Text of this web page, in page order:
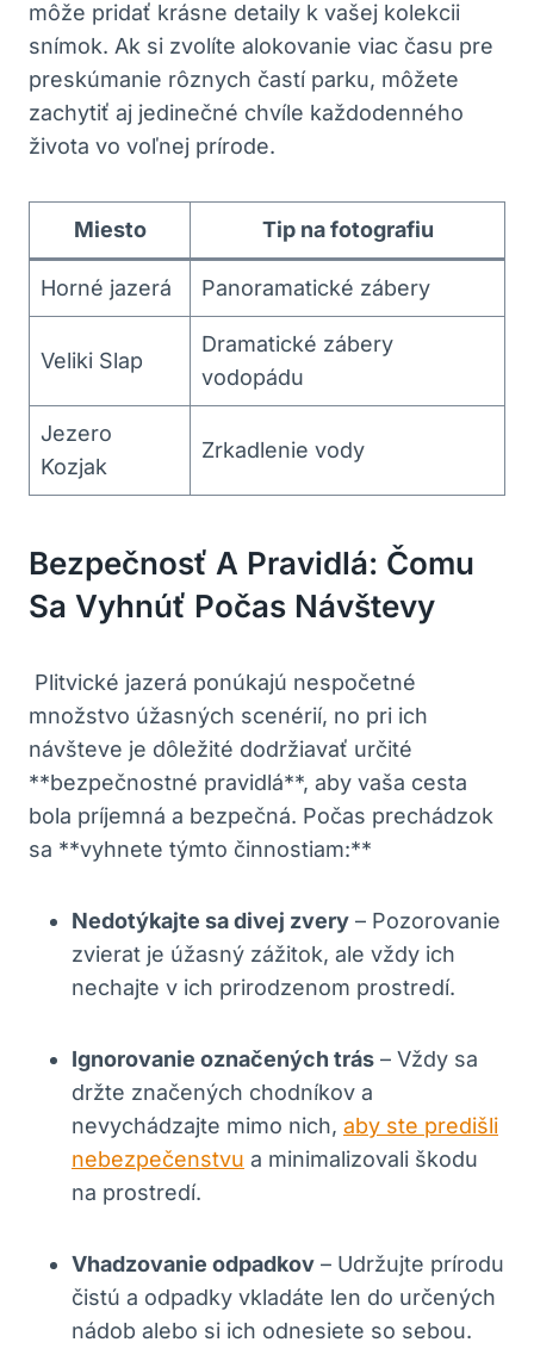
môže pridať krásne detaily k vašej kolekcii
snímok. Ak⁢ si zvolíte alokovanie viac času pre
preskúmanie rôznych ‌častí parku, môžete
‍zachytiť aj ‍jedinečné chvíle každodenného
života vo voľnej ⁤prírode.
Miesto Tip na fotografiu
Horné jazerá Panoramatické ‍zábery
Veliki Slap
Dramatické zábery⁣
vodopádu
Jezero
Kozjak
Zrkadlenie vody
Bezpečnosť⁣ A Pravidlá: Čomu
Sa Vyhnúť Počas Návštevy
​ Plitvické jazerá ponúkajú‌ nespočetné
množstvo ⁣úžasných scenérií, no pri ich
návšteve je dôležité dodržiavať⁢ určité
**bezpečnostné pravidlá**, aby vaša cesta
bola príjemná a bezpečná. Počas prechádzok ​
sa **vyhnete ‍týmto činnostiam:**
Nedotýkajte sa divej zvery – Pozorovanie
zvierat je úžasný zážitok, ale vždy ich
⁣nechajte v ich prirodzenom prostredí.
Ignorovanie označených trás – Vždy sa
držte značených chodníkov a
nevychádzajte mimo nich, aby ste predišli
nebezpečenstvu a⁣ minimalizovali ​škodu
na prostredí.
Vhadzovanie odpadkov – ⁢Udržujte ⁤prírodu
čistú a odpadky vkladáte len do určených
nádob ⁣alebo si ich odnesiete so sebou.